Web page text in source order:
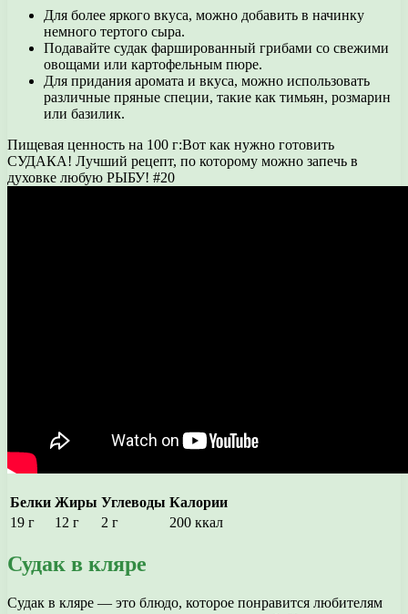
Для более яркого вкуса, можно добавить в начинку
немного тертого сыра.
Подавайте судак фаршированный грибами со свежими
овощами или картофельным пюре.
Для придания аромата и вкуса, можно использовать
различные пряные специи, такие как тимьян, розмарин
или базилик.
Пищевая ценность на 100 г:Вот как нужно готовить
СУДАКА! Лучший рецепт, по которому можно запечь в
духовке любую РЫБУ! #20
Белки Жиры Углеводы Калории
19 г
12 г 2 г 200 ккал
Судак в кляре
Судак в кляре — это блюдо, которое понравится любителям